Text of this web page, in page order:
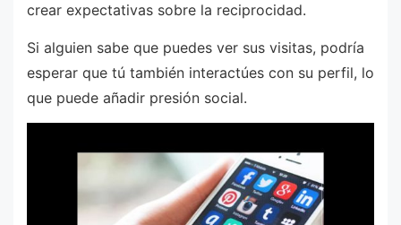
crear expectativas sobre la reciprocidad.
Si alguien sabe que puedes ver sus visitas, podría
esperar que tú también interactúes con su perfil, lo
que puede añadir presión social.